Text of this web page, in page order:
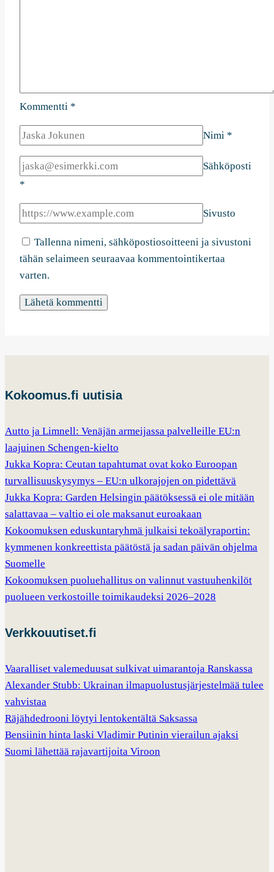
Kommentti *
Nimi *
Sähköposti
*
Sivusto
Tallenna nimeni, sähköpostiosoitteeni ja sivustoni
tähän selaimeen seuraavaa kommentointikertaa
varten.
Kokoomus.fi uutisia
Autto ja Limnell: Venäjän armeijassa palvelleille EU:n
laajuinen Schengen-kielto
Jukka Kopra: Ceutan tapahtumat ovat koko Euroopan
turvallisuuskysymys – EU:n ulkorajojen on pidettävä
Jukka Kopra: Garden Helsingin päätöksessä ei ole mitään
salattavaa – valtio ei ole maksanut euroakaan
Kokoomuksen eduskuntaryhmä julkaisi tekoälyraportin:
kymmenen konkreettista päätöstä ja sadan päivän ohjelma
Suomelle
Kokoomuksen puoluehallitus on valinnut vastuuhenkilöt
puolueen verkostoille toimikaudeksi 2026–2028
Verkkouutiset.fi
Vaaralliset valemeduusat sulkivat uimarantoja Ranskassa
Alexander Stubb: Ukrainan ilmapuolustusjärjestelmää tulee
vahvistaa
Räjähdedrooni löytyi lentokentältä Saksassa
Bensiinin hinta laski Vladimir Putinin vierailun ajaksi
Suomi lähettää rajavartijoita Viroon